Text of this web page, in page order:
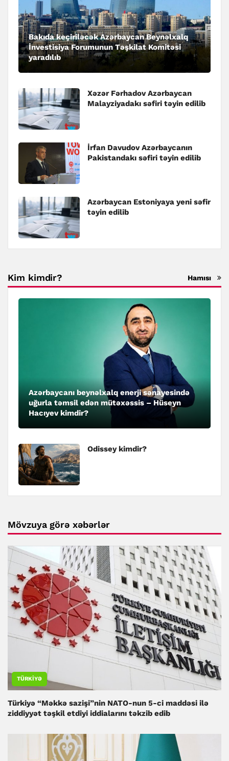
Bakıda keçiriləcək Azərbaycan Beynəlxalq
İnvestisiya Forumunun Təşkilat Komitəsi
yaradılıb
Xəzər Fərhadov Azərbaycan
Malayziyadakı səfiri təyin edilib
İrfan Davudov Azərbaycanın
Pakistandakı səfiri təyin edilib
Azərbaycan Estoniyaya yeni səfir
təyin edilib
Kim kimdir? Hamısı
Azərbaycanı beynəlxalq enerji sənayesində
uğurla təmsil edən mütəxəssis – Hüseyn
Hacıyev kimdir?
Odissey kimdir?
Mövzuya görə xəbərlər
TÜRKIYƏ
Türkiyə “Məkkə sazişi”nin NATO-nun 5-ci maddəsi ilə
ziddiyyət təşkil etdiyi iddialarını təkzib edib